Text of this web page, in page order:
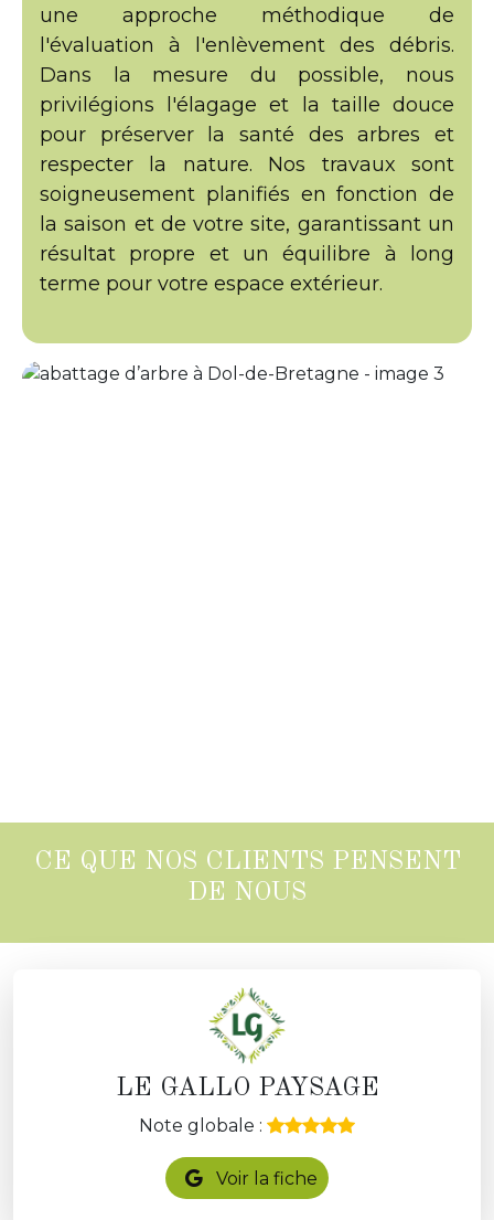
une approche méthodique de
l'évaluation à l'enlèvement des débris.
Dans la mesure du possible, nous
privilégions l'élagage et la taille douce
pour préserver la santé des arbres et
respecter la nature. Nos travaux sont
soigneusement planifiés en fonction de
la saison et de votre site, garantissant un
résultat propre et un équilibre à long
terme pour votre espace extérieur.
CE QUE NOS CLIENTS PENSENT
DE NOUS
LE GALLO PAYSAGE
Note globale :
Voir la fiche